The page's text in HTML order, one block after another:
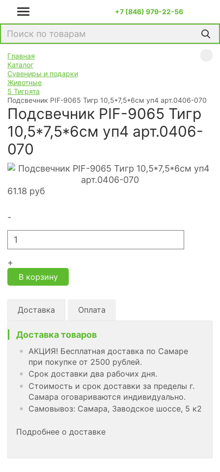
+7 (846) 979-22-56
Главная
Каталог
Сувениры и подарки
Животные
5 Тигрята
Подсвечник PIF-9065 Тигр 10,5*7,5*6см уп4 арт.0406-070
Подсвечник PIF-9065 Тигр
10,5*7,5*6см уп4 арт.0406-
070
61.18 руб
-
+
В корзину
Доставка Оплата
Доставка товаров
АКЦИЯ! Бесплатная доставка по Самаре
при покупке от 2500 рублей.
Срок доставки два рабочих дня.
Стоимость и срок доставки за пределы г.
Самара оговариваются индивидуально.
Самовывоз: Самара, Заводское шоссе, 5 к2
Подробнее о доставке